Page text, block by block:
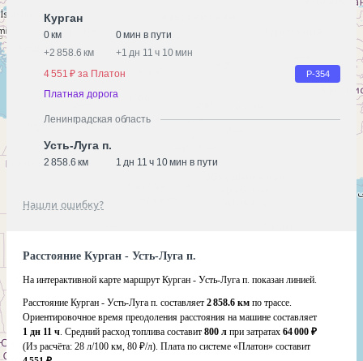
Курган
0 км
0 мин в пути
+2 858.6 км +1 дн 11 ч 10 мин
4 551 ₽ за Платон
Р-354
Платная дорога
Ленинградская область
Усть-Луга п.
2 858.6 км 1 дн 11 ч 10 мин в пути
Нашли ошибку?
Расстояние Курган - Усть-Луга п.
На интерактивной карте маршрут Курган - Усть-Луга п. показан линией.
Расстояние Курган - Усть-Луга п. составляет 2 858.6 км по трассе.
Ориентировочное время преодоления расстояния на машине составляет
1 дн 11 ч. Средний расход топлива составит 800 л при затратах 64 000 ₽
(Из расчёта: 28 л/100 км, 80 ₽/л). Плата по системе «Платон» составит